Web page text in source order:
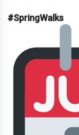
#SpringWalks